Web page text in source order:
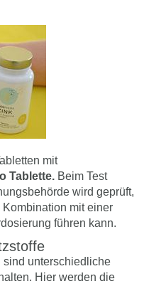
mit
Tablette. Beim Test
wird geprüft,
mit einer
führen kann.
sind unterschiedliche
Hier werden die